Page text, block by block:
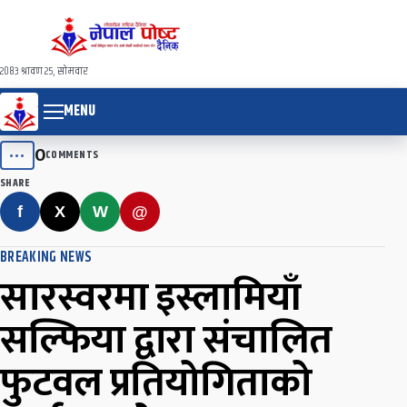
२०८३ श्रावण २५, सोमवार
MENU
••• 0COMMENTS
SHARE
f X W @
BREAKING NEWS
सारस्वरमा इस्लामियाँ
सल्फिया द्वारा संचालित
फुटवल प्रतियोगिताको